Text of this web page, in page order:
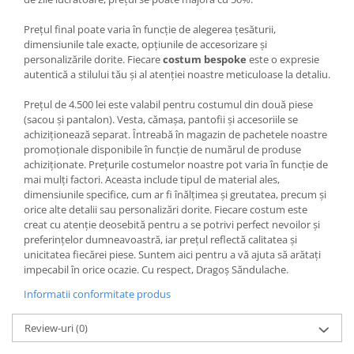
Prețul final poate varia în funcție de alegerea țesăturii,
dimensiunile tale exacte, opțiunile de accesorizare și
personalizările dorite. Fiecarecostum bespoke este o expresie
autentică a stilului tău și al atenției noastre meticuloase la detaliu.
Prețul de 4.500 lei este valabil pentru costumul din două piese
(sacou și pantalon). Vesta, cămașa, pantofii și accesoriile se
achiziționează separat. Întreabă în magazin de pachetele noastre
promoționale disponibile în funcție de numărul de produse
achiziționate. Prețurile costumelor noastre pot varia în funcție de
mai mulți factori. Aceasta include tipul de material ales,
dimensiunile specifice, cum ar fi înălțimea și greutatea, precum și
orice alte detalii sau personalizări dorite. Fiecare costum este
creat cu atenție deosebită pentru a se potrivi perfect nevoilor și
preferințelor dumneavoastră, iar prețul reflectă calitatea și
unicitatea fiecărei piese. Suntem aici pentru a vă ajuta să arătați
impecabil în orice ocazie. Cu respect, Dragoș Săndulache.
Informatii conformitate produs
Review-uri(0)